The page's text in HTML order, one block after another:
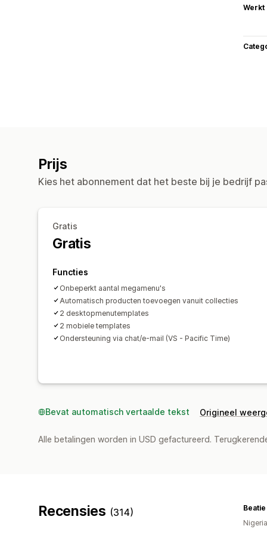
Werkt
Prijs
Kies het abonnement dat het beste bij je bedrijf
Gratis
Gratis
Functies
Onbeperkt aantal megamenu's
Automatisch producten toevoegen vanuit collecties
2 desktopmenutemplates
2 mobiele templates
Ondersteuning via chat/e-mail (VS - Pacific Time)
Bevat automatisch vertaalde tekst Origineel
Alle betalingen worden in USD gefactureerd.
Recensies (314)
Nigeria